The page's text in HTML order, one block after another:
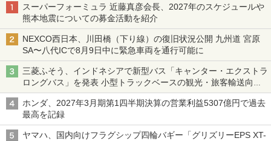
スーパーフォーミュラ 近藤真彦会長、2027年のスケジュールや
熊本地震についての募金活動を紹介
NEXCO西日本、川田橋（下り線）の復旧状況公開 九州道 宮原
SA〜八代ICで8月9日中に緊急車両を通行可能に
三菱ふそう、インドネシアで新型バス「キャンター・エクストラ
ロングバス」を発表 小型トラックベースの観光・旅客輸送向け
バス
ホンダ、2027年3月期第1四半期決算の営業利益5307億円で過去
最高を記録
ヤマハ、国内向けフラグシップ四輪バギー「グリズリーEPS XT-